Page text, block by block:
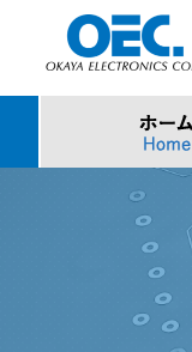
>Intel (IoT/
>Intel Arc
>インテル IoTソ
>評価開発キット
>LLMソリューシ